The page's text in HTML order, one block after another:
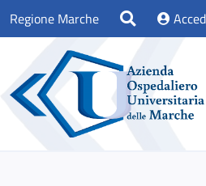
Regione Marche